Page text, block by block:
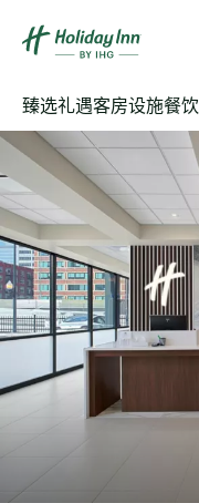
臻选礼遇客房设施餐饮